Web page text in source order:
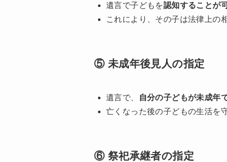
遺言で子どもを認知することが
これにより、その子は法律上の
⑤ 未成年後見人の指定
遺言で、 自分の子どもが未成年
亡くなった後の子どもの生活を
⑥ 祭祀承継者の指定